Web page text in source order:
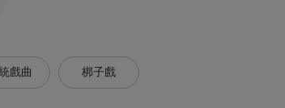
戲曲 梆子戲